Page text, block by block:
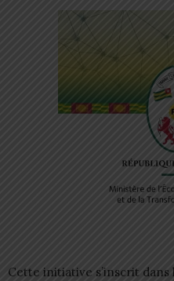
Cette initiative s’inscrit dans